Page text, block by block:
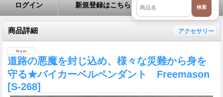
ログイン 新規登録はこちら お問い合せ
商品詳細 アクセサリー
道路の悪魔を封じ込め、様々な災難から身を
守る★バイカーベルペンダント Freemason
[S-268]
検索